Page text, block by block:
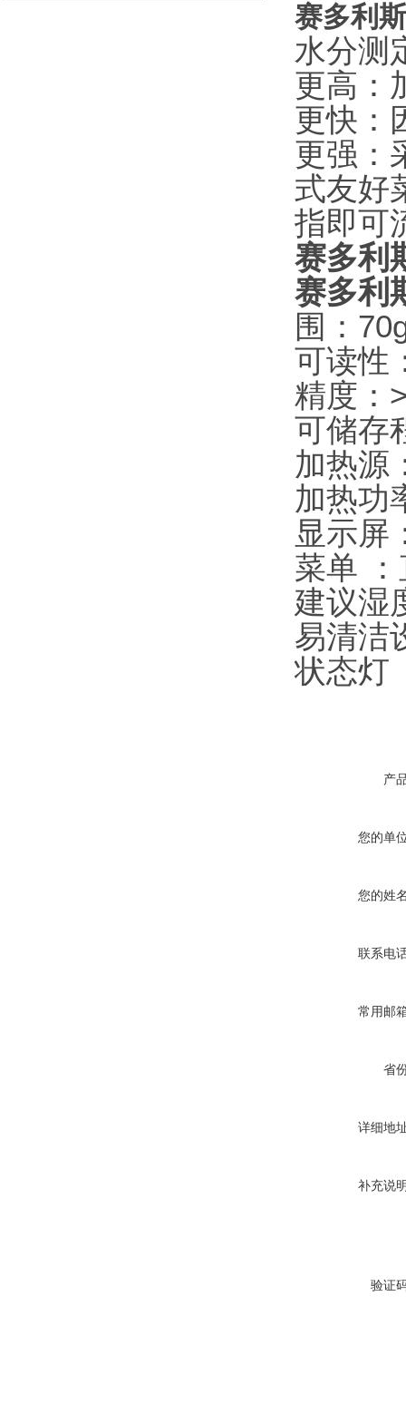
赛多利
水分测
更高：
更快：
更强：
式友好
指即可
赛多利
赛多利
围：
可读性
精度：
可储存
加热源
加热功
显示屏
菜单
建议湿
易清洁
状态灯
产
您的单
您的姓
联系电
常用邮
省
详细地
补充说
验证